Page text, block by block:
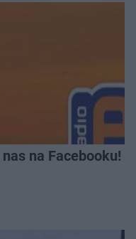
na Facebooku!